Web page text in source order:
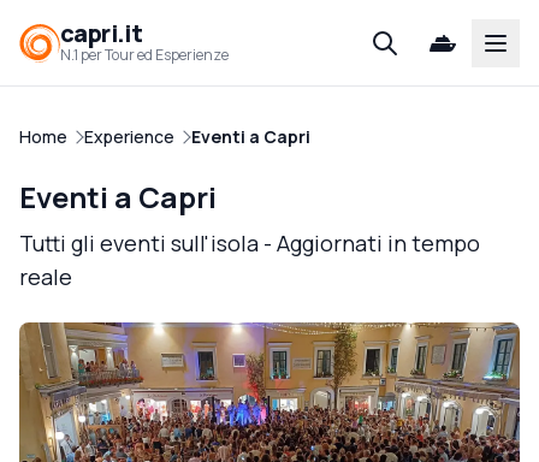
capri.it
N.1 per Tour ed Esperienze
Home Experience Eventi a Capri
Eventi a Capri
Tutti gli eventi sull'isola - Aggiornati in tempo
reale